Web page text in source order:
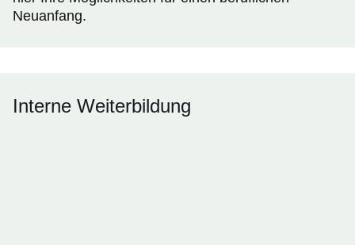
Neuanfang.
Interne Weiterbildung